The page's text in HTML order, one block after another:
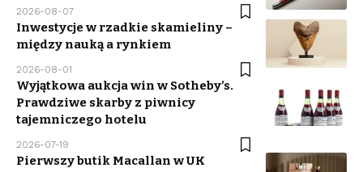
2026-08-07
Inwestycje w rzadkie skamieliny –
między nauką a rynkiem
2026-08-01
Wyjątkowa aukcja win w Sotheby’s.
Prawdziwe skarby z piwnicy
tajemniczego hotelu
2026-07-19
Pierwszy butik Macallan w UK